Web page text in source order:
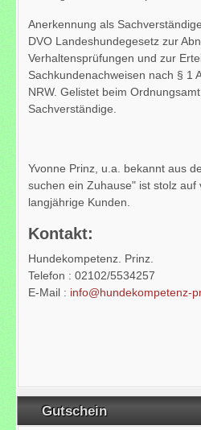
Anerkennung als
DVO Landeshundegesetz zur
Verhaltensprüfungen und zur
Sachkundenachweisen nach § 1
NRW. Gelistet beim
Sachverständige.
Yvonne Prinz, u.a. bekannt aus
suchen ein Zuhause" ist stolz auf
langjährige Kunden.
Kontakt:
Hundekompetenz. Prinz.
Telefon : 02102/
E-Mail : info@hundekompetenz-
Gutschein